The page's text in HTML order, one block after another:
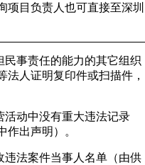
项目负责人也可直接至深圳
事责任的能力的其它组织
法人证明复印件或扫描件，
活动中没有重大违法记录
作出声明）。
违法案件当事人名单（由供